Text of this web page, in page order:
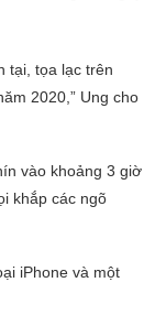
tại, tọa lạc trên
2020,” Ung cho
vào khoảng 3 giờ
khắp các ngõ
iPhone và một